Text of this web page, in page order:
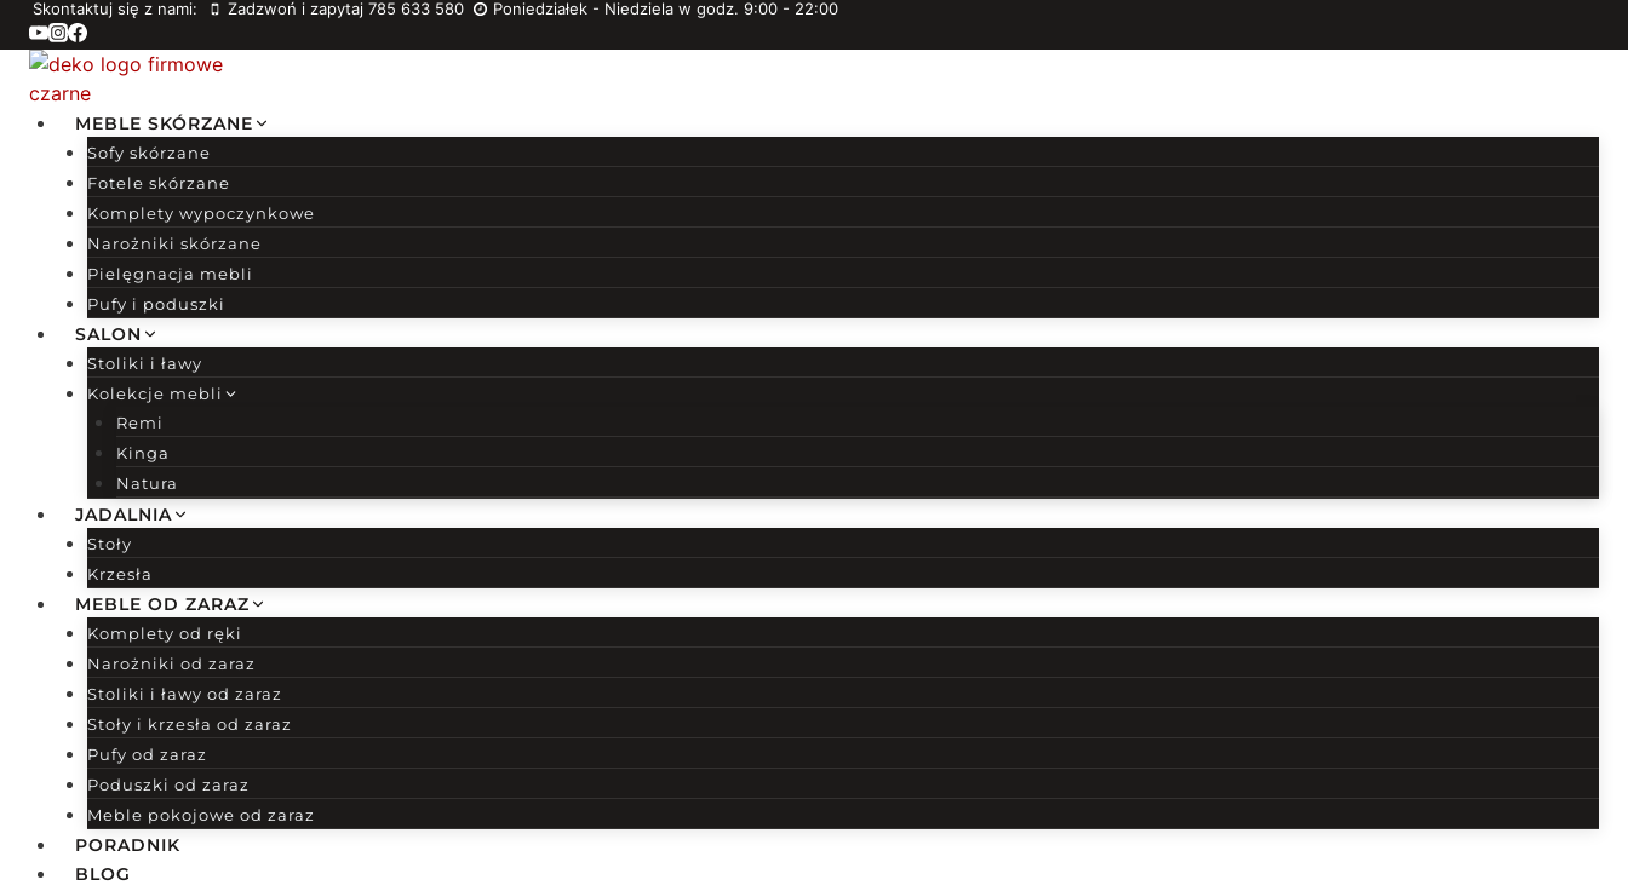
Przejdź
treści
Skontaktuj się z nami: Zadzwoń i zapytaj 785 633 580 Poniedziałek - Niedziela w godz. 9:00 - 22:00
MEBLE SKÓRZANE
Sofy skórzane
Fotele skórzane
Komplety wypoczynkowe
Narożniki skórzane
Pielęgnacja mebli
Pufy i poduszki
SALON
Stoliki i ławy
Kolekcje mebli
Remi
Kinga
Natura
JADALNIA
Stoły
Krzesła
MEBLE OD ZARAZ
Komplety od ręki
Narożniki od zaraz
Stoliki i ławy od zaraz
Stoły i krzesła od zaraz
Pufy od zaraz
Poduszki od zaraz
Meble pokojowe od zaraz
PORADNIK
BLOG